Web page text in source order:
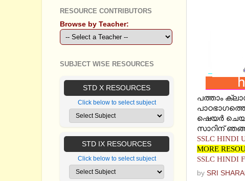
പത്താം
ഷെയര്‍
സാറിന്
SSLC HINDI
MORE
SSLC HINDI
by SRI
RESOURCE CONTRIBUTORS
Browse by Teacher:
SUBJECT WISE RESOURCES
STD X RESOURCES
Click below to select subject
STD IX RESOURCES
Click below to select subject